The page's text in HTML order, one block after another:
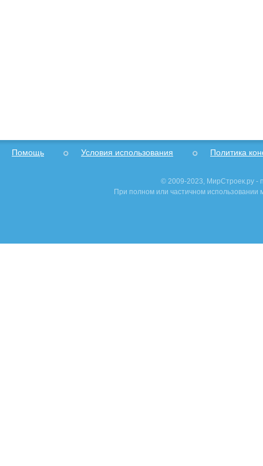
Помощь Условия использования Политика
© 2009-2023, МирСтроек.ру -
При полном или частичном использовании